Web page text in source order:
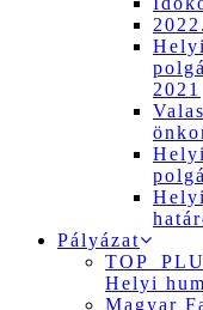
2021
Pályázat
Helyi
Magyar